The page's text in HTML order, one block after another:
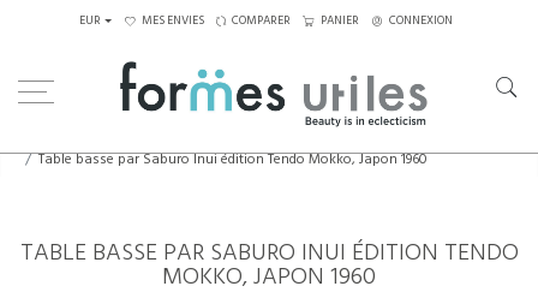
EUR MES ENVIES COMPARER PANIER CONNEXION
Table basse par Saburo Inui édition Tendo Mokko, Japon 1960
TABLE BASSE PAR SABURO INUI ÉDITION TENDO
MOKKO, JAPON 1960